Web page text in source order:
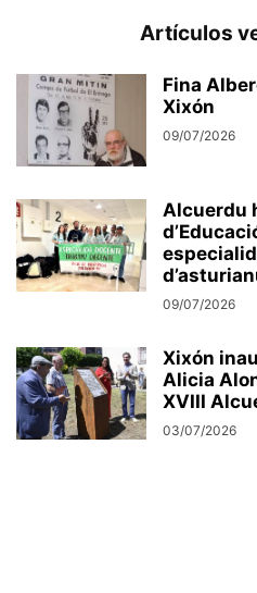
Artículos
Fina
Xixón
09/07/2026
Alcuerdu
09/07/2026
Xixón
Alicia
XVIII
03/07/2026